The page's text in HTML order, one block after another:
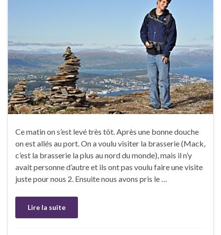
Ce matin on s’est levé très tôt. Après une bonne douche
on est allés au port. On a voulu visiter la brasserie (Mack,
c’est la brasserie la plus au nord du monde), mais il n’y
avait personne d’autre et ils ont pas voulu faire une visite
juste pour nous 2. Ensuite nous avons pris le …
Lire la suite